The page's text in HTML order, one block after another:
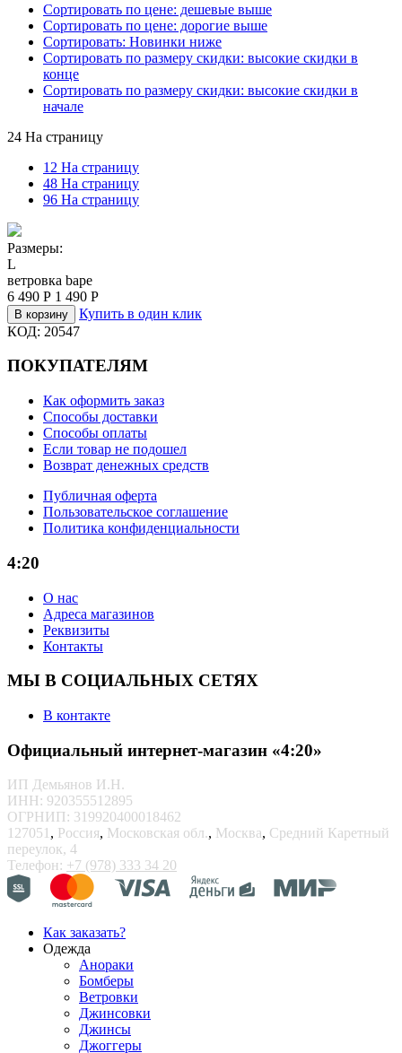
Сортировать по цене: дешевые выше
Сортировать по цене: дорогие выше
Сортировать: Новинки ниже
Сортировать по размеру скидки: высокие скидки в
конце
Сортировать по размеру скидки: высокие скидки в
начале
24 На страницу
12 На страницу
48 На страницу
96 На страницу
Размеры:
L
ветровка bape
6 490 Р 1 490 Р
В корзину
Купить в один клик
КОД: 20547
ПОКУПАТЕЛЯМ
Как оформить заказ
Способы доставки
Способы оплаты
Если товар не подошел
Возврат денежных средств
Публичная оферта
Пользовательское соглашение
Политика конфиденциальности
4:20
О нас
Адреса магазинов
Реквизиты
Контакты
МЫ В СОЦИАЛЬНЫХ СЕТЯХ
В контакте
Официальный интернет-магазин «4:20»
ИП Демьянов И.Н.
ИНН: 920355512895
ОГРНИП: 319920400018462
127051 , Россия, Московская обл., Москва, Средний Каретный
переулок, 4
Телефон: +7 (978) 333 34 20
Как заказать?
Одежда
Анораки
Бомберы
Ветровки
Джинсовки
Джинсы
Джоггеры